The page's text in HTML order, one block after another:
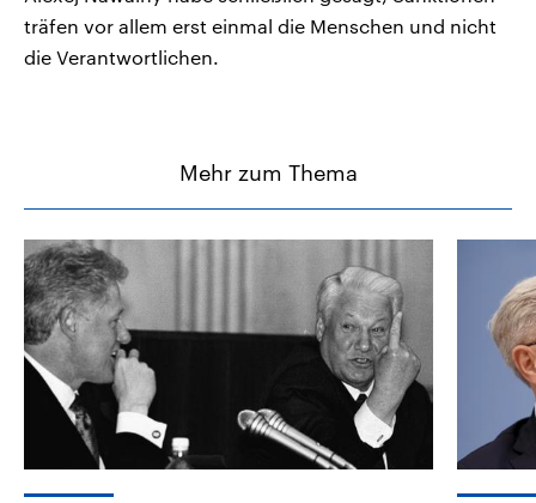
träfen vor allem erst einmal die Menschen und nicht
die Verantwortlichen.
Mehr zum Thema